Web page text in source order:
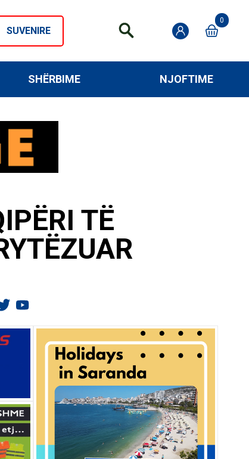
SUVENIRE
0
SHËRBIME NJOFTIME
TË